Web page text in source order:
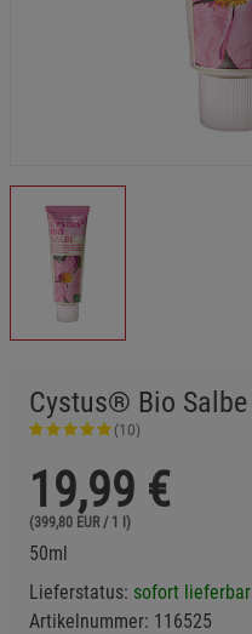
Cystus® Bio Salbe
(10)
19,99 €
(399,80 EUR / 1 l)
50ml
Lieferstatus: sofort lieferbar
Artikelnummer: 116525